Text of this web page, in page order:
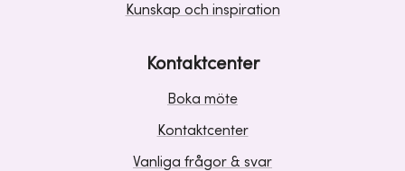
Kunskap och inspiration
Kontaktcenter
Boka möte
Kontaktcenter
Vanliga frågor & svar